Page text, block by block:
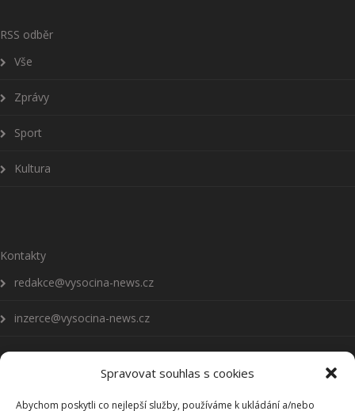
Spravovat souhlas s cookies
Abychom poskytli co nejlepší služby, používáme k ukládání a/nebo
RSS odběr
Vše
Zprávy
Sport
Kultura
Kontakty
redakce@vysocina-news.cz
inzerce@vysocina-news.cz